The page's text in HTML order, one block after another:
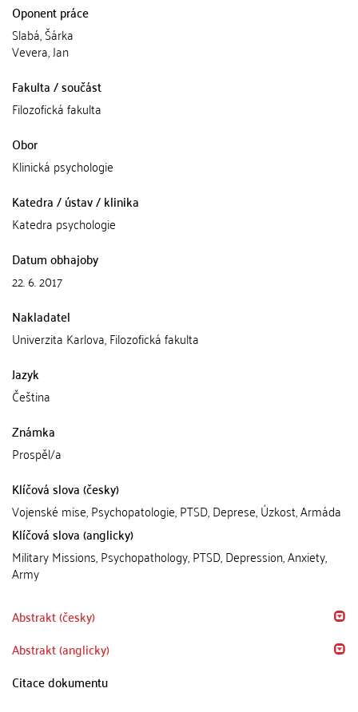
Oponent práce
Slabá, Šárka
Vevera, Jan
Fakulta / součást
Filozofická fakulta
Obor
Klinická psychologie
Katedra / ústav / klinika
Katedra psychologie
Datum obhajoby
22. 6. 2017
Nakladatel
Univerzita Karlova, Filozofická fakulta
Jazyk
Čeština
Známka
Prospěl/a
Klíčová slova (česky)
Vojenské mise, Psychopatologie, PTSD, Deprese, Úzkost, Armáda
Klíčová slova (anglicky)
Military Missions, Psychopathology, PTSD, Depression, Anxiety,
Army
Abstrakt (česky)
Abstrakt (anglicky)
Citace dokumentu